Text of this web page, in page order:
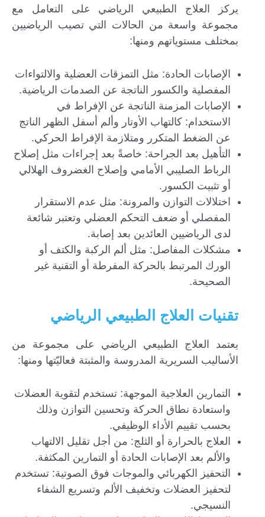
يركز العلاج الطبيعي الرياضي على التعامل مع
مجموعة واسعة من الحالات التي تصيب الرياضيين
بمختلف مستوياتهم ومنها:
الإصابات الحادة: مثل التمزقات العضلية والالتواءات
المفصلية والكسور الناتجة عن الصدمات الرياضية.
الإصابات المزمنة الناتجة عن الإفراط في
الاستخدام: كالتهاب الأوتار وألم أسفل الظهر الناتج
عن الضغط المتكرر ومتلازمة الإفراط الحركي.
التأهيل بعد الجراحة: خاصةً بعد إجراءات مثل إصلاح
الرباط الصليبي الأمامي وإصلاح الغضروف الهلالي
أو تثبيت الكسور.
اختلالات التوازن والمرونة: مثل عدم الاستقرار
المفصلي أو ضعف التحكم العضلي وتعتبر شائعة
لدى الرياضيين العائدين بعد إصابة.
مشكلات المفاصل: مثل ألم الركبة والكتف أو
الورك المرتبط بالحركة المفرطة أو التقنية غير
الصحيحة.
تقنيات العلاج الطبيعي الرياضي
يعتمد العلاج الطبيعي الرياضي على مجموعة من
الأساليب السريرية المدروسة والمثبتة فعاليّتها ومنها:
التمارين العلاجية الموجهة: تستخدم لتقوية العضلات
واستعادة نطاق الحركة وتحسين التوازن وذلك
بحسب تقييم الأداء الوظيفي.
العلاج بالحرارة أو الثلج: من أجل تقليل الالتهاب
والألم بعد الإصابات الحادة أو التمارين المكثفة.
التحفيز الكهربائي والموجات فوق الصوتية: تستخدم
لتحفيز العضلات وتخفيف الألم وتسريع الشفاء
النسيجي.